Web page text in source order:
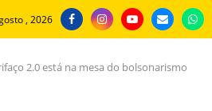
, 2026
2.0 está na mesa do bolsonarismo